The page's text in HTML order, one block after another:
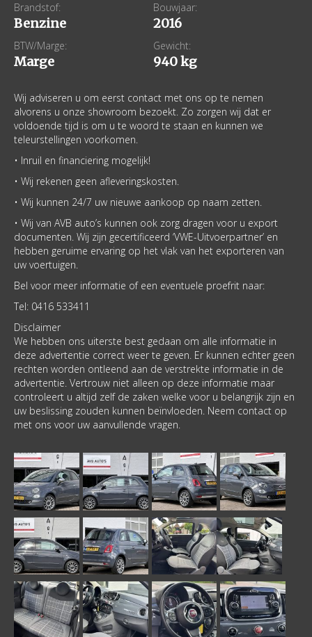
Brandstof:
Benzine
Bouwjaar:
2016
BTW/Marge:
Marge
Gewicht:
940 kg
Wij adviseren u om eerst contact met ons op te nemen
alvorens u onze showroom bezoekt. Zo zorgen wij dat er
voldoende tijd is om u te woord te staan en kunnen we
teleurstellingen voorkomen.
• Inruil en financiering mogelijk!
• Wij rekenen geen afleveringskosten.
• Wij kunnen 24/7 uw nieuwe aankoop op naam zetten.
• Wij van AVB auto’s kunnen ook zorg dragen voor u export
documenten. Wij zijn gecertificeerd ‘VWE-Uitvoerpartner’ en
hebben geruime ervaring op het vlak van het exporteren van
uw voertuigen.
Bel voor meer informatie of een eventuele proefrit naar:
Tel: 0416 533411
Disclaimer
We hebben ons uiterste best gedaan om alle informatie in
deze advertentie correct weer te geven. Er kunnen echter geen
rechten worden ontleend aan de verstrekte informatie in de
advertentie. Vertrouw niet alleen op deze informatie maar
controleert u altijd zelf de zaken welke voor u belangrijk zijn en
uw beslissing zouden kunnen beïnvloeden. Neem contact op
met ons voor uw aanvullende vragen.